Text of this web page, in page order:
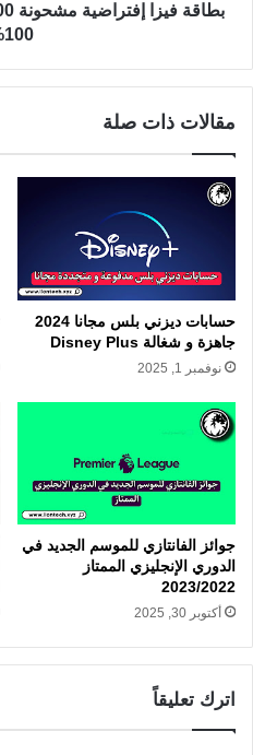
100%)
مقالات ذات صلة
حسابات ديزني بلس مجانا 2024
جاهزة و شغالة Disney Plus
نوفمبر 1, 2025
جوائز الفانتازي للموسم الجديد في
الدوري الإنجليزي الممتاز
2023/2022
أكتوبر 30, 2025
اترك تعليقاً